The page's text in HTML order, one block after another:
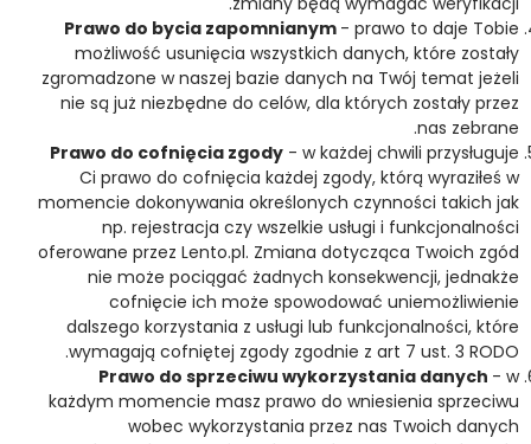
Prawo do bycia zapomnianym - prawo to daje Tobie
możliwość usunięcia wszystkich danych, które zostały
zgromadzone w naszej bazie danych na Twój temat jeżeli
nie są już niezbędne do celów, dla których zostały przez
nas zebrane.
Prawo do cofnięcia zgody- w każdej chwili przysługuje
Ci prawo do cofnięcia każdej zgody, którą wyraziłeś w
momencie dokonywania określonych czynności takich jak
np. rejestracja czy wszelkie usługi i funkcjonalności
oferowane przez Lento.pl. Zmiana dotycząca Twoich zgód
nie może pociągać żadnych konsekwencji, jednakże
cofnięcie ich może spowodować uniemożliwienie
dalszego korzystania z usługi lub funkcjonalności, które
wymagają cofniętej zgody zgodnie z art 7 ust. 3 RODO.
Prawo do sprzeciwu wykorzystania danych - w
każdym momencie masz prawo do wniesienia sprzeciwu
wobec wykorzystania przez nas Twoich danych